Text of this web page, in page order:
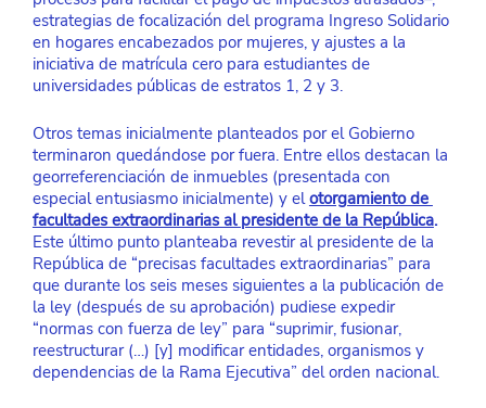
estrategias de focalización del programa Ingreso Solidario
en hogares encabezados por mujeres, y ajustes a la
iniciativa de matrícula cero para estudiantes de
universidades públicas de estratos 1, 2 y 3.
Otros temas inicialmente planteados por el Gobierno
terminaron quedándose por fuera. Entre ellos destacan la
georreferenciación de inmuebles (presentada con
especial entusiasmo inicialmente) y el otorgamiento de
facultades extraordinarias al presidente de la República.
Este último punto planteaba revestir al presidente de la
República de “precisas facultades extraordinarias” para
que durante los seis meses siguientes a la publicación de
la ley (después de su aprobación) pudiese expedir
“normas con fuerza de ley” para “suprimir, fusionar,
reestructurar (…) [y] modificar entidades, organismos y
dependencias de la Rama Ejecutiva” del orden nacional.